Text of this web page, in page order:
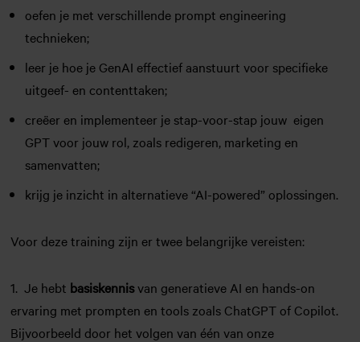
oefen je met verschillende prompt engineering
technieken;
leer je hoe je GenAI effectief aanstuurt voor specifieke
uitgeef- en contenttaken;
creëer en implementeer je stap-voor-stap jouw eigen
GPT voor jouw rol, zoals redigeren, marketing en
samenvatten;
krijg je inzicht in alternatieve “AI-powered” oplossingen.
Voor deze training zijn er twee belangrijke vereisten:
1. Je hebt basiskennisvan generatieve AI en hands-on
ervaring met prompten en tools zoals ChatGPT of Copilot.
Bijvoorbeeld door het volgen van één van onze